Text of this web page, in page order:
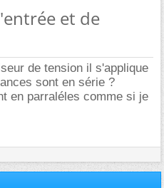
et de
de tension il s'applique
sont en série ?
en parraléles comme si je